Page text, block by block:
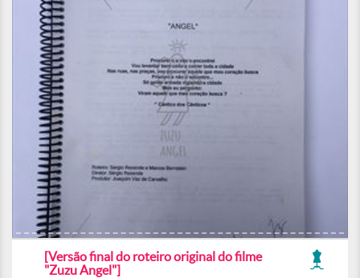
[Versão final do roteiro original do filme
"Zuzu Angel"]